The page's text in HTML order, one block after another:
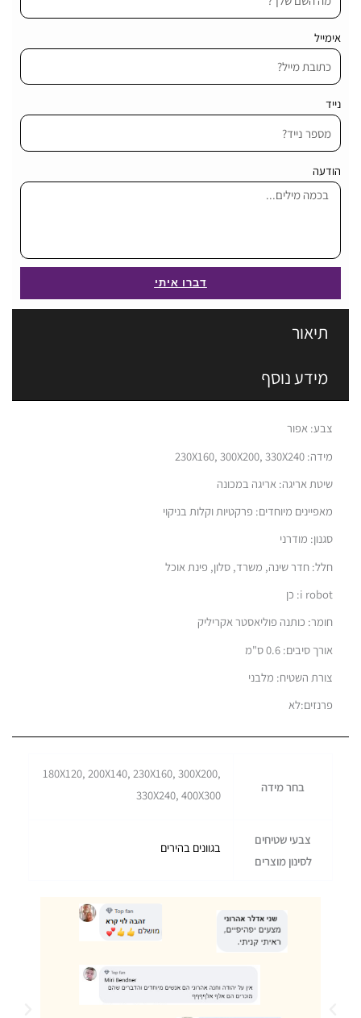
אימייל
נייד
הודעה
דברו איתי
תיאור
מידע נוסף
צבע: אפור
מידה: 230X160, 300X200, 330X240
שיטת אריגה: אריגה במכונה
מאפיינים מיוחדים: פרקטיות וקלות בניקוי
סגנון: מודרני
חלל: חדר שינה, משרד, סלון, פינת אוכל
i robot: כן
חומר: כותנה פוליאסטר אקריליק
אורך סיבים: 0.6 ס"מ
צורת השטיח: מלבני
פרנזים:לא
בחר מידה
180X120, 200X140, 230X160, 300X200,
330X240, 400X300
צבעי שטיחים
לסינון מוצרים
בגוונים בהירים